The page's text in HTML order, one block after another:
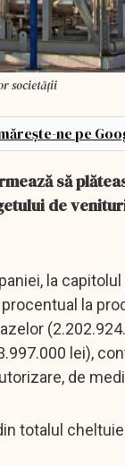
societăţii
ne pe
să
de
la
la
lei),
de
totalul